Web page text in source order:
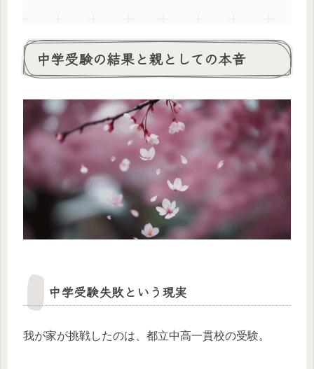
中学受験の結果と親としての本音
中学受験失敗という現実
我が家が挑戦したのは、都立中高一貫校の受験。